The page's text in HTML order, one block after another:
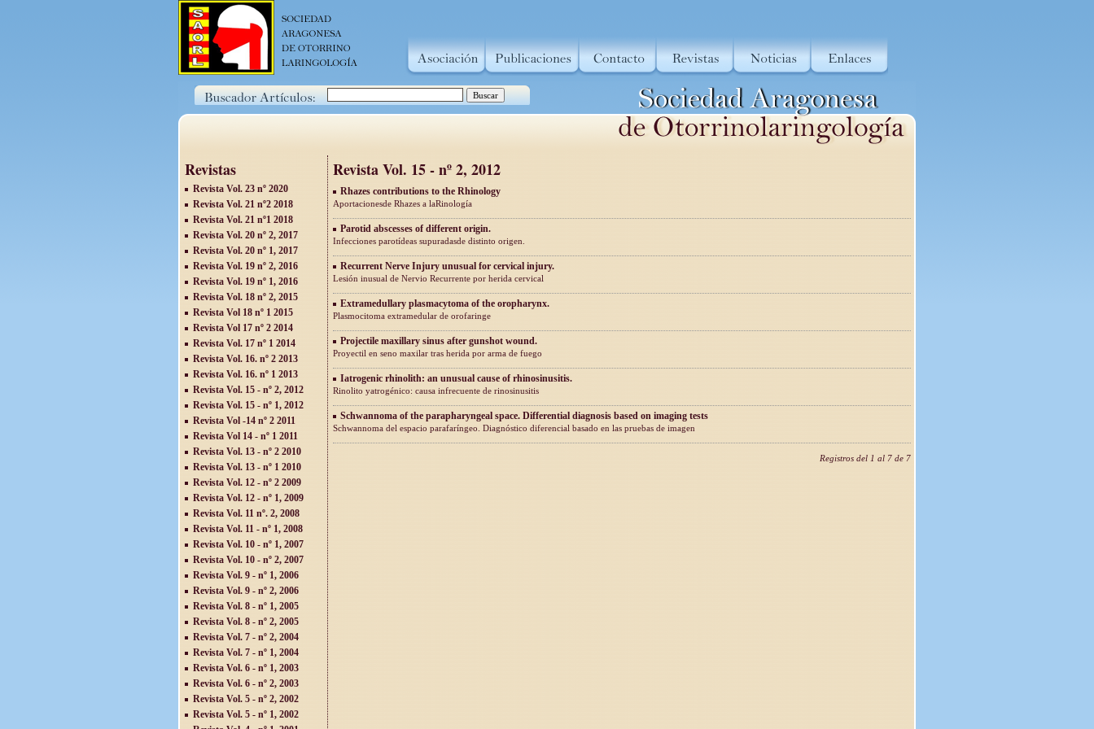
Revistas
Revista Vol. 23 nº 2020
Revista Vol. 21 nº2 2018
Revista Vol. 21 nº1 2018
Revista Vol. 20 nº 2, 2017
Revista Vol. 20 nº 1, 2017
Revista Vol. 19 nº 2, 2016
Revista Vol. 19 nº 1, 2016
Revista Vol. 18 nº 2, 2015
Revista Vol 18 nº 1 2015
Revista Vol 17 nº 2 2014
Revista Vol. 17 nº 1 2014
Revista Vol. 16. nº 2 2013
Revista Vol. 16. nº 1 2013
Revista Vol. 15 - nº 2, 2012
Revista Vol. 15 - nº 1, 2012
Revista Vol -14 nº 2 2011
Revista Vol 14 - nº 1 2011
Revista Vol. 13 - nº 2 2010
Revista Vol. 13 - nº 1 2010
Revista Vol. 12 - nº 2 2009
Revista Vol. 12 - nº 1, 2009
Revista Vol. 11 nº. 2, 2008
Revista Vol. 11 - nº 1, 2008
Revista Vol. 10 - nº 1, 2007
Revista Vol. 10 - nº 2, 2007
Revista Vol. 9 - nº 1, 2006
Revista Vol. 9 - nº 2, 2006
Revista Vol. 8 - nº 1, 2005
Revista Vol. 8 - nº 2, 2005
Revista Vol. 7 - nº 2, 2004
Revista Vol. 7 - nº 1, 2004
Revista Vol. 6 - nº 1, 2003
Revista Vol. 6 - nº 2, 2003
Revista Vol. 5 - nº 2, 2002
Revista Vol. 5 - nº 1, 2002
Revista Vol. 15 - nº 2, 2012
Rhazes contributions to the Rhinology
Aportacionesde Rhazes a laRinología
Parotid abscesses of different origin.
Infecciones parotídeas supuradasde distinto origen.
Recurrent Nerve Injury unusual for cervical injury.
Lesión inusual de Nervio Recurrente por herida cervical
Extramedullary plasmacytoma of the oropharynx.
Plasmocitoma extramedular de orofaringe
Projectile maxillary sinus after gunshot wound.
Proyectil en seno maxilar tras herida por arma de fuego
Iatrogenic rhinolith: an unusual cause of rhinosinusitis.
Rinolito yatrogénico: causa infrecuente de rinosinusitis
Schwannoma of the parapharyngeal space. Differential diagnosis based on imaging tests
Schwannoma del espacio parafaríngeo. Diagnóstico diferencial basado en las pruebas de imagen
Registros del 1 al 7 de 7